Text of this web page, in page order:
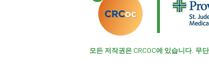
모든 저작권은 CRCOC에 있습니다. 무